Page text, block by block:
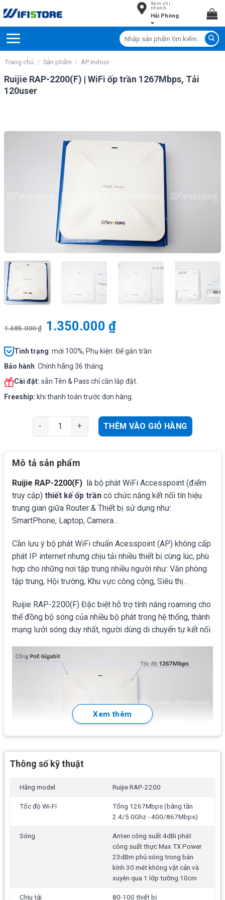
to
Xem chi
nhánh
Hải Phòng
Tìm
kiếm:
Trang chủ / Sản phẩm / AP Indoor
Ruijie RAP-2200(F) | WiFi ốp trần 1267Mbps, Tải
120user
1.485.000₫ 1.350.000₫
Tình trạng: mới 100%, Phụ kiện: Đế gắn trần
Bảo hành: Chính hãng 36 tháng.
Cài đặt: sẵn Tên & Pass chỉ cần lắp đặt.
Freeship: khi thanh toán trước đơn hàng.
Ruijie RAP-2200(F) | WiFi ốp trần 1267Mbps, Tải
THÊM VÀO GIỎ HÀNG
Mô tả sản phẩm
Ruijie RAP-2200(F)
à bộ phát WiFi Accesspoint (điểm
truy cập) thiết kế ốp trần có chức năng kết nối tín hiệu
trung gian giữa Router & Thiết bị sử dụng như:
SmartPhone, Laptop, Camera…
Cần lưu ý bộ phát WiFi chuẩn Acesspoint (AP) không cấp
phát IP internet nhưng chịu tải nhiều thiết bị cùng lúc, phù
hợp cho những nơi tập trung nhiều người như: Văn phòng
tập trung, Hội trường, Khu vực công cộng, Siêu thị…
Ruijie RAP-2200(F) Đặc biệt hỗ trợ tính năng roaming cho
thể đồng bộ sóng của nhiều bộ phát trong hệ thống, thành
mạng lưới sóng duy nhất, người dùng di chuyển tự kết nối.
Tính năng chính
Ruijie RAP-2200(F)
WiFi phát chuẩn
802.11 a/b/g/n/actổng băng thông
khả năng kết nối đồng thời 80 – 100 thiết bị truy cập,
chơi Game Online…
phát công suất thực Max TX
giúp Ruijie RAP-2200F phủ sóng trong
không vật cản và xuyên qua 1 lớp
tường 10cm
Xem thêm
Thông số kỹ thuật
Hãng model Ruijie RAP-2200
Tốc độ Wi-Fi
Tổng 1267Mbps (băng tần
2.4/5.0Ghz - 400/867Mbps)
Sóng
Anten công suất 4dBi phát
công suất thực Max TX Power
23dBm phủ sóng trong bán
kính 30 mét không vật cản và
xuyên qua 1 lớp tường 10cm
Chịu tải 80-100 thiết bị